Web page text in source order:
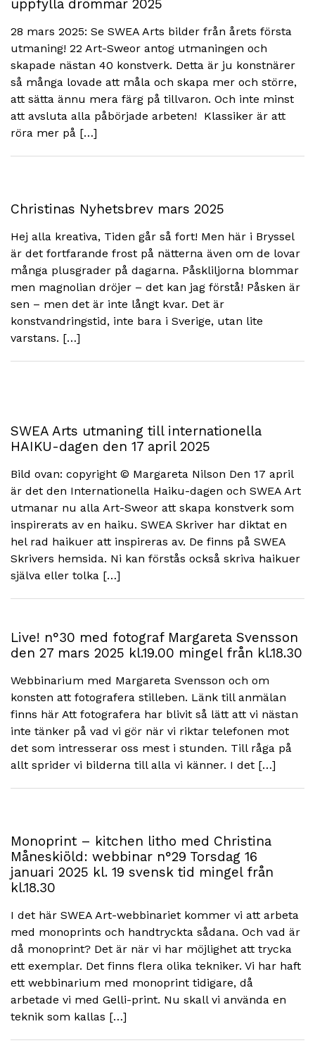
uppfylla drömmar 2025
28 mars 2025: Se SWEA Arts bilder från årets första
utmaning! 22 Art-Sweor antog utmaningen och
skapade nästan 40 konstverk. Detta är ju konstnärer
så många lovade att måla och skapa mer och större,
att sätta ännu mera färg på tillvaron. Och inte minst
att avsluta alla påbörjade arbeten! Klassiker är att
röra mer på […]
Christinas Nyhetsbrev mars 2025
Hej alla kreativa, Tiden går så fort! Men här i Bryssel
är det fortfarande frost på nätterna även om de lovar
många plusgrader på dagarna. Påskliljorna blommar
men magnolian dröjer – det kan jag förstå! Påsken är
sen – men det är inte långt kvar. Det är
konstvandringstid, inte bara i Sverige, utan lite
varstans. […]
SWEA Arts utmaning till internationella
HAIKU-dagen den 17 april 2025
Bild ovan: copyright © Margareta Nilson Den 17 april
är det den Internationella Haiku-dagen och SWEA Art
utmanar nu alla Art-Sweor att skapa konstverk som
inspirerats av en haiku. SWEA Skriver har diktat en
hel rad haikuer att inspireras av. De finns på SWEA
Skrivers hemsida. Ni kan förstås också skriva haikuer
själva eller tolka […]
Live! n°30 med fotograf Margareta Svensson
den 27 mars 2025 kl.19.00 mingel från kl.18.30
Webbinarium med Margareta Svensson och om
konsten att fotografera stilleben. Länk till anmälan
finns här Att fotografera har blivit så lätt att vi nästan
inte tänker på vad vi gör när vi riktar telefonen mot
det som intresserar oss mest i stunden. Till råga på
allt sprider vi bilderna till alla vi känner. I det […]
Monoprint – kitchen litho med Christina
Måneskiöld: webbinar n°29 Torsdag 16
januari 2025 kl. 19 svensk tid mingel från
kl.18.30
I det här SWEA Art-webbinariet kommer vi att arbeta
med monoprints och handtryckta sådana. Och vad är
då monoprint? Det är när vi har möjlighet att trycka
ett exemplar. Det finns flera olika tekniker. Vi har haft
ett webbinarium med monoprint tidigare, då
arbetade vi med Gelli-print. Nu skall vi använda en
teknik som kallas […]